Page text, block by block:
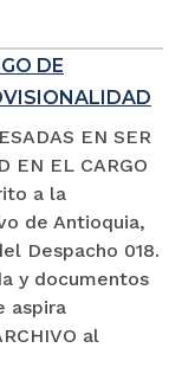
DE
EN SER
EN EL CARGO
a la
de Antioquia,
Despacho 018.
y documentos
aspira
al